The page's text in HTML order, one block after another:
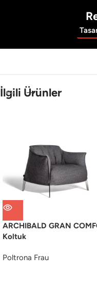
İlgili Ürünler
ARCHIBALD GRAN
Koltuk
Poltrona Frau